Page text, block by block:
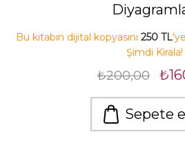
Bu kitabın dijital kopyasını 250 TL
Şimdi Kirala!
₺200,00
Sepete